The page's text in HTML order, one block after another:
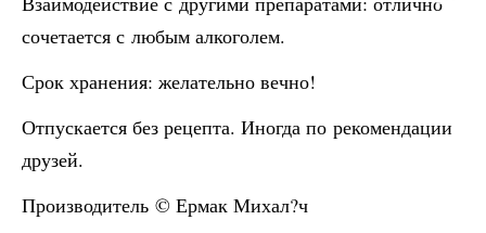
сочетается с любым алкоголем.
Срок хранения: желательно вечно!
Отпускается без рецепта. Иногда по рекомендации
друзей.
Производитель © Ермак Михал?ч